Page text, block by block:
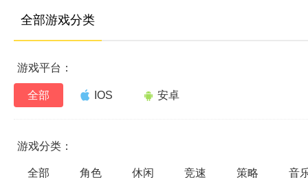
全部游戏分类
游戏平台：
全部 IOS 安卓
游戏分类：
全部 角色 休闲 竞速 策略 音